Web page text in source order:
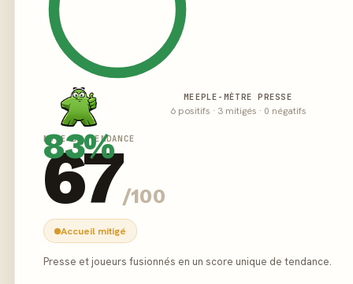
83%
MEEPLE-MÈTRE PRESSE
6 positifs · 3 mitigés · 0 négatifs
NOTE DE TENDANCE
67/100
Accueil mitigé
Presse et joueurs fusionnés en un score unique de tendance.